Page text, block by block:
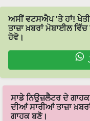
ਅਸੀਂ ਵਟਸਐਪ 'ਤੇ ਹਾਂ!
ਤਾਜ਼ਾ ਖ਼ਬਰਾਂ ਮੋਬਾਈਲ
ਹੋਵੋ।
ਸਾਡੇ ਨਿਉਜ਼ਲੈਟਰ ਦੇ
ਦੀਆਂ ਸਾਰੀਆਂ ਤਾਜ਼ਾ
ਗਾਹਕ ਬਣੋ।